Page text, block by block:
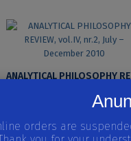
orders are